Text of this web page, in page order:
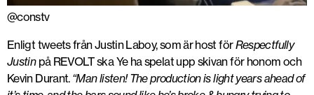
@constv
Enligt tweets från Justin Laboy, som är host förRespectfully
Justinpå REVOLT ska Ye ha spelat upp skivan för honom och
Kevin Durant. “Man listen! The production is light years ahead of